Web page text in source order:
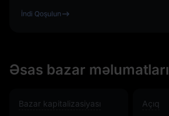
İndi Qoşulun
Əsas bazar məlumatları
Bazar kapitalizasiyası
Açıq